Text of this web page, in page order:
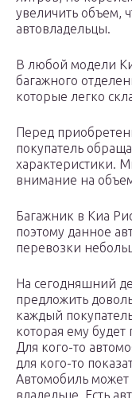
увеличить объем,
автовладельцы.
В любой модели
багажного
которые легко
Перед
покупатель
характеристики.
внимание на
Багажник в Киа
поэтому данное
перевозки
На сегодняшний
предложить
каждый
которая ему
Для кого-то
для кого-то
Автомобиль может
владельце. Есть